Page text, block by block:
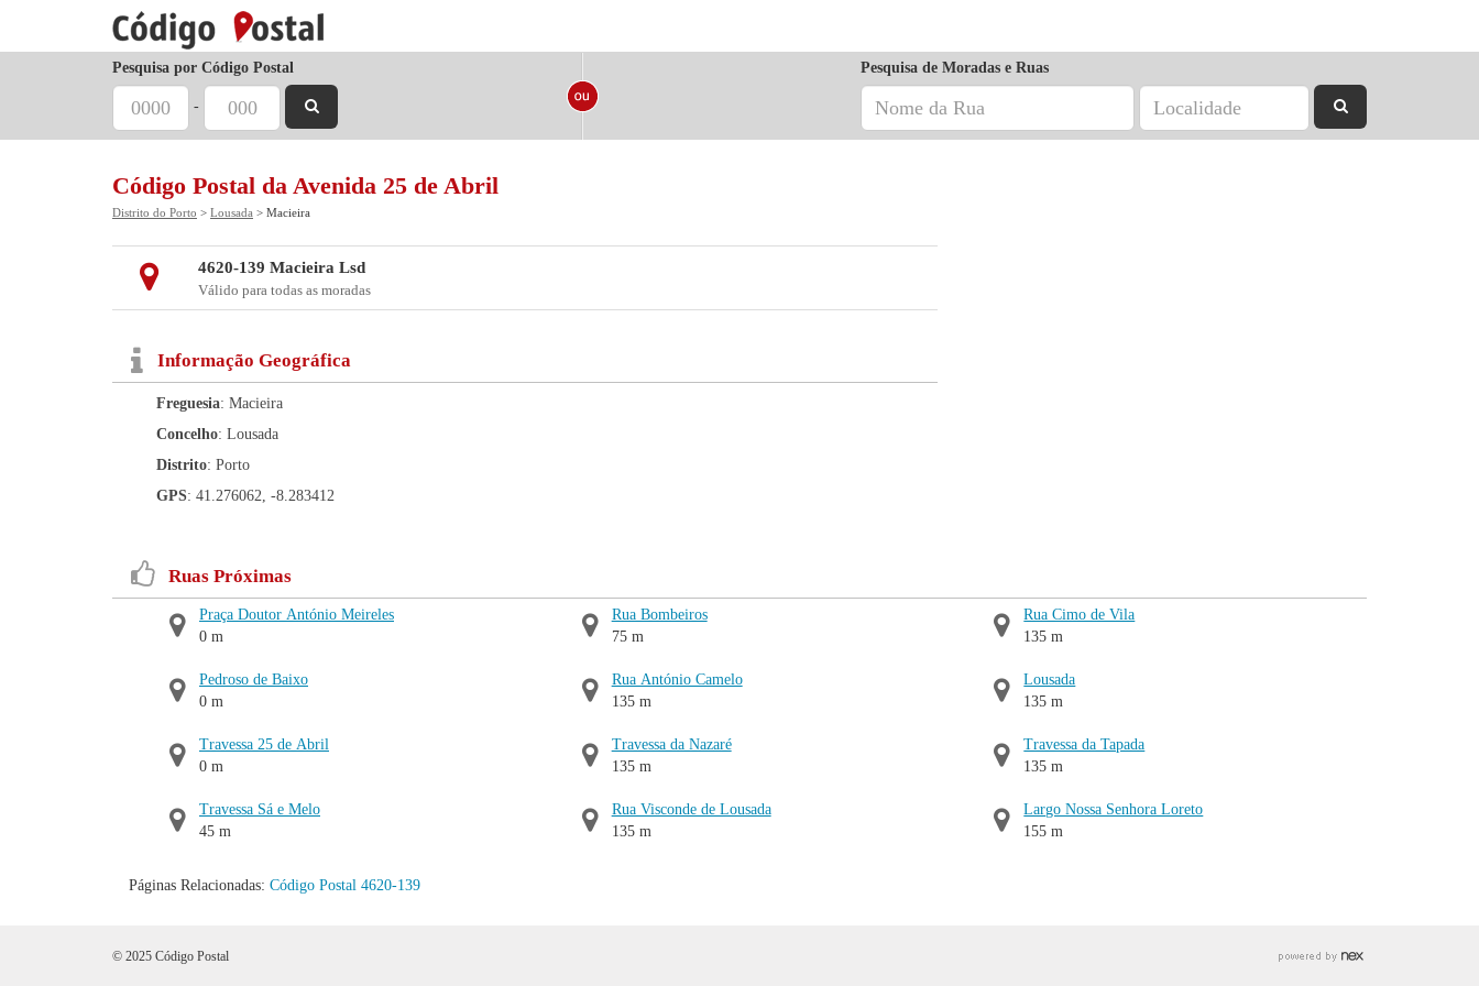
Pesquisa por Código Postal
-
Pesquisa de Moradas e Ruas
Código Postal da Avenida 25 de Abril
Distrito do Porto > Lousada > Macieira
4620-139 Macieira Lsd
Válido para todas as moradas
Informação Geográfica
Freguesia: Macieira
Concelho: Lousada
Distrito: Porto
GPS: 41.276062, -8.283412
Ruas Próximas
Praça Doutor António Meireles
0 m
Pedroso de Baixo
0 m
Travessa 25 de Abril
0 m
Travessa Sá e Melo
45 m
Rua Bombeiros
75 m
Rua António Camelo
135 m
Travessa da Nazaré
135 m
Rua Visconde de Lousada
135 m
Rua Cimo de Vila
135 m
Lousada
135 m
Travessa da Tapada
135 m
Largo Nossa Senhora Loreto
155 m
Páginas Relacionadas: Código Postal 4620-139
© 2025 Código Postal